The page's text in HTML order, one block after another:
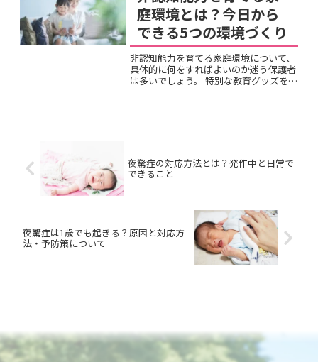
庭環境とは？今日から
できる5つの環境づくり
非認知能力を育てる家庭環境について、
具体的に何をすればよいのか迷う保護者
は多いでしょう。 特別な教育グッズを揃
夜驚症の対応方法とは？発作中と日常で
できること
夜驚症は1歳でも起きる？原因と対応方
法・予防策について